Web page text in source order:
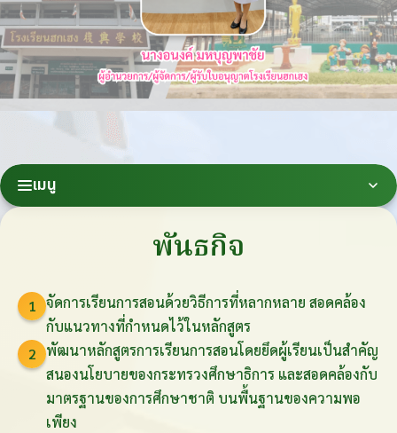
เมนู
พันธกิจ
1 จัดการเรียนการสอนด้วยวิธีการที่หลากหลาย สอดคล้อง
กับแนวทางที่กำหนดไว้ในหลักสูตร
2
พัฒนาหลักสูตรการเรียนการสอนโดยยึดผู้เรียนเป็นสำคัญ
สนองนโยบายของกระทรวงศึกษาธิการ และสอดคล้องกับ
มาตรฐานของการศึกษาชาติ บนพื้นฐานของความพอ
เพียง